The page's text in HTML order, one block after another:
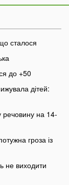
сталося
до +50
дітей:
речовину на 14-
гроза із
не виходити